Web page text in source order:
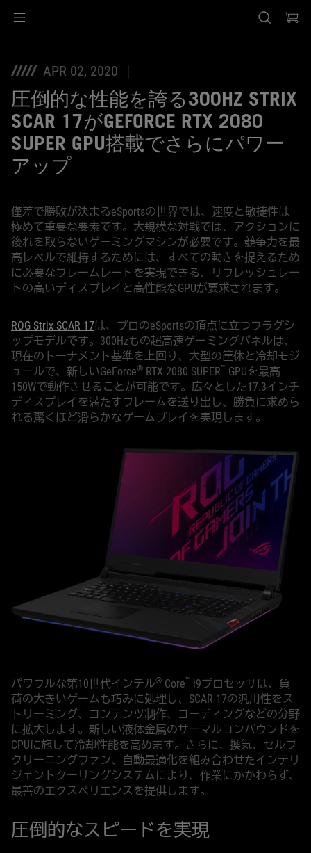
APR 02, 2020
圧倒的な性能を誇る300HZ STRIX
SCAR 17がGEFORCE RTX 2080
SUPER GPU搭載でさらにパワー
アップ
僅差で勝敗が決まるeSportsの世界では、速度と敏捷性は
極めて重要な要素です。大規模な対戦では、アクションに
後れを取らないゲーミングマシンが必要です。競争力を最
高レベルで維持するためには、すべての動きを捉えるため
に必要なフレームレートを実現できる、リフレッシュレー
トの高いディスプレイと高性能なGPUが要求されます。
ROG Strix SCAR 17は、プロのeSportsの頂点に立つフラグシ
ップモデルです。300Hzもの超高速ゲーミングパネルは、
現在のトーナメント基準を上回り、大型の筐体と冷却モジ
ュールで、新しいGeForce® RTX 2080 SUPER™ GPUを最高
150Wで動作させることが可能です。広々とした17.3インチ
ディスプレイを満たすフレームを送り出し、勝負に求めら
れる驚くほど滑らかなゲームプレイを実現します。
パワフルな第10世代インテル® Core™ i9プロセッサは、負
荷の大きいゲームも巧みに処理し、SCAR 17の汎用性をス
トリーミング、コンテンツ制作、コーディングなどの分野
に拡大します。新しい液体金属のサーマルコンパウンドを
CPUに施して冷却性能を高めます。さらに、換気、セルフ
クリーニングファン、自動最適化を組み合わせたインテリ
ジェントクーリングシステムにより、作業にかかわらず、
最善のエクスペリエンスを提供します。
圧倒的なスピードを実現